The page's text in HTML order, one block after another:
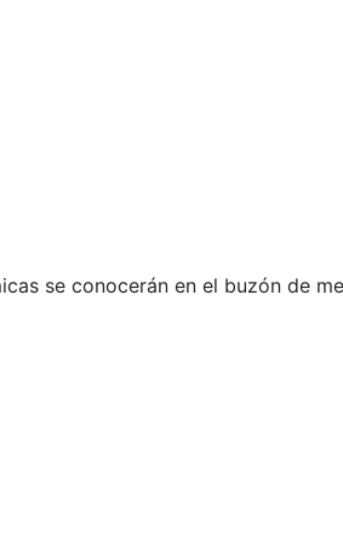
se conocerán en el buzón de